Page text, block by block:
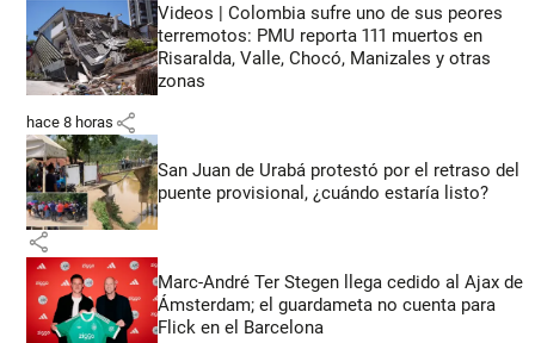
Videos | Colombia sufre uno de sus peores
terremotos: PMU reporta 111 muertos en
Risaralda, Valle, Chocó, Manizales y otras
zonas
hace 8 horas share
San Juan de Urabá protestó por el retraso del
puente provisional, ¿cuándo estaría listo?
share
Marc-André Ter Stegen llega cedido al Ajax de
Ámsterdam; el guardameta no cuenta para
Flick en el Barcelona